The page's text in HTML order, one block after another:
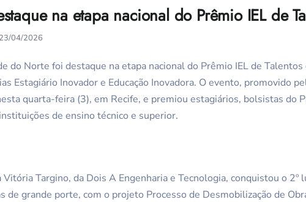
na etapa nacional do Prêmio IEL de
04/2026
do Norte foi destaque na etapa nacional do Prêmio IEL de
Estagiário Inovador e Educação Inovadora. O evento, promovido
quarta-feira (3), em Recife, e premiou estagiários, bolsistas do
de ensino técnico e superior.
Targino, da Dois A Engenharia e Tecnologia, conquistou o 2º
de grande porte, com o projeto Processo de Desmobilização de